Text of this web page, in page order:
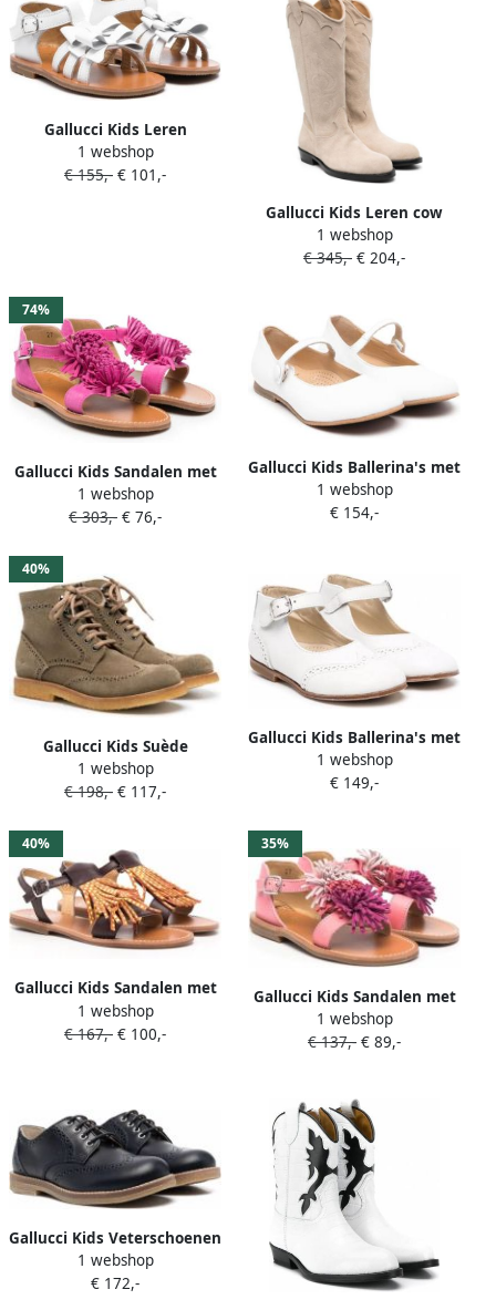
Gallucci Kids Leren
sandalen Wit
1 webshop
€ 155,- € 101,-
Gallucci Kids Leren cow
laarzen Beige
1 webshop
€ 345,- € 204,-
74%
Gallucci Kids Sandalen met
open neus Roze
1 webshop
€ 303,- € 76,-
Gallucci Kids Ballerina's met
leren zool Wit
1 webshop
€ 154,-
40%
Gallucci Kids Suède
veterlaarzen Bruin
1 webshop
€ 198,- € 117,-
Gallucci Kids Ballerina's met
geperforeerd detail Wit
1 webshop
€ 149,-
40%
Gallucci Kids Sandalen met
kwastje Bruin
1 webshop
€ 167,- € 100,-
35%
Gallucci Kids Sandalen met
pompon Roze
1 webshop
€ 137,- € 89,-
Gallucci Kids Veterschoenen
Blauw
1 webshop
€ 172,-